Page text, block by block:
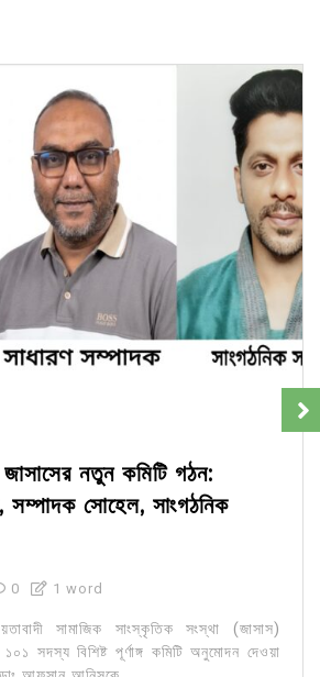
নতুন কমিটি গঠন:
সোহেল, সাংগঠনিক
0 1 word
সামাজিক সাংস্কৃতিক সংস্থা (জাসাস)
সদস্য বিশিষ্ট পূর্ণাঙ্গ কমিটি অনুমোদন দেওয়া